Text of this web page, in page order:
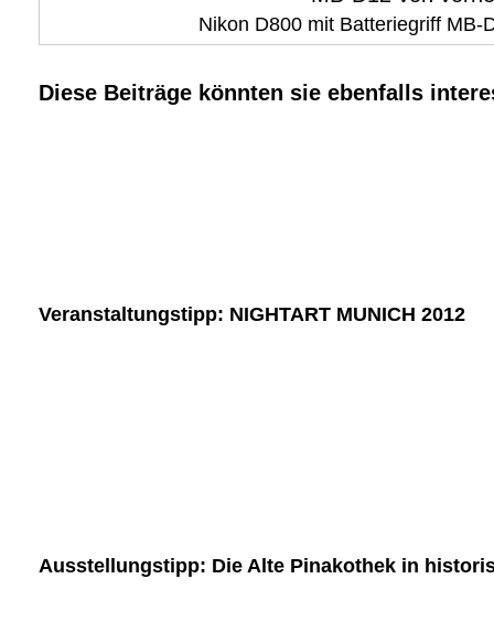
Nikon D800 mit Batteriegriff MB-
Diese Beiträge könnten sie ebenfalls
Veranstaltungstipp: NIGHTART MUNICH 2012
Ausstellungstipp: Die Alte Pinakothek in